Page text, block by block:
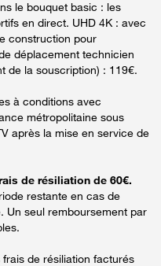
le bouquet basic : les
en direct. UHD 4K : avec
construction pour
déplacement technicien
de la souscription) : 119€.
à conditions avec
métropolitaine sous
après la mise en service de
de résiliation de 60€.
restante en cas de
Un seul remboursement par
frais de résiliation facturés